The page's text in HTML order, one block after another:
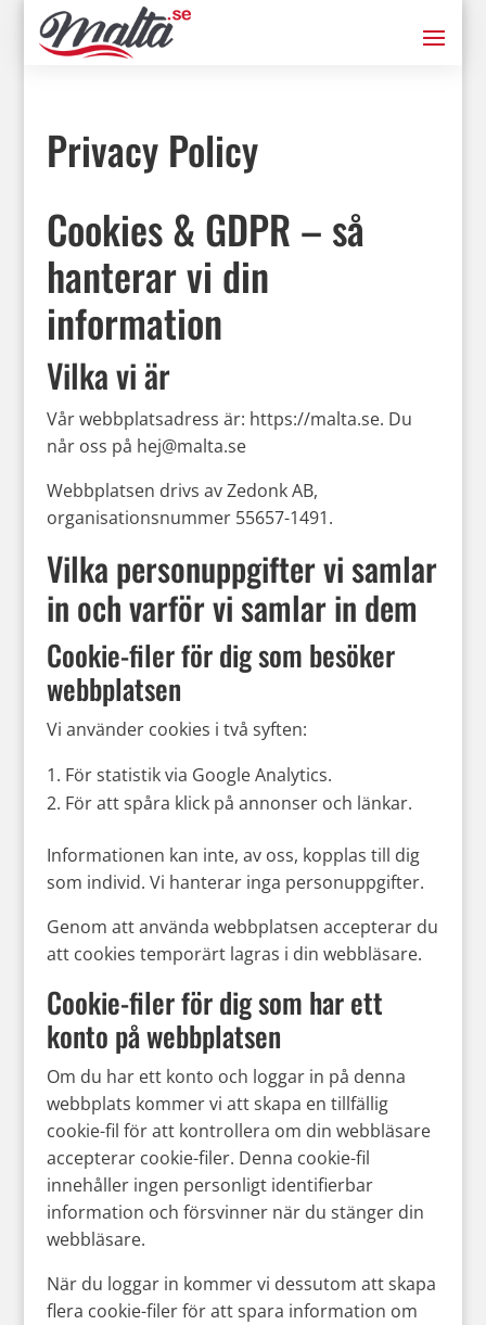
Privacy Policy
Cookies & GDPR – så
hanterar vi din
information
Vilka vi är
Vår webbplatsadress är: https://malta.se. Du
når oss på hej@malta.se
Webbplatsen drivs av Zedonk AB,
organisationsnummer 55657-1491.
Vilka personuppgifter vi samlar
in och varför vi samlar in dem
Cookie-filer för dig som besöker
webbplatsen
Vi använder cookies i två syften:
För statistik via Google Analytics.
För att spåra klick på annonser och länkar.
Informationen kan inte, av oss, kopplas till dig
som individ. Vi hanterar inga personuppgifter.
Genom att använda webbplatsen accepterar du
att cookies temporärt lagras i din webbläsare.
Cookie-filer för dig som har ett
konto på webbplatsen
Om du har ett konto och loggar in på denna
webbplats kommer vi att skapa en tillfällig
cookie-fil för att kontrollera om din webbläsare
accepterar cookie-filer. Denna cookie-fil
innehåller ingen personligt identifierbar
information och försvinner när du stänger din
webbläsare.
När du loggar in kommer vi dessutom att skapa
flera cookie-filer för att spara information om